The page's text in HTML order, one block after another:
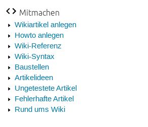
Mitmachen
Wikiartikel anlegen
Howto anlegen
Wiki-Referenz
Wiki-Syntax
Baustellen
Artikelideen
Ungetestete Artikel
Fehlerhafte Artikel
Rund ums Wiki